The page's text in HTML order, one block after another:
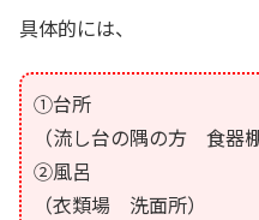
具体的には、
①台所
（流し台の隅の方 食器
②風呂
（衣類場 洗面所）